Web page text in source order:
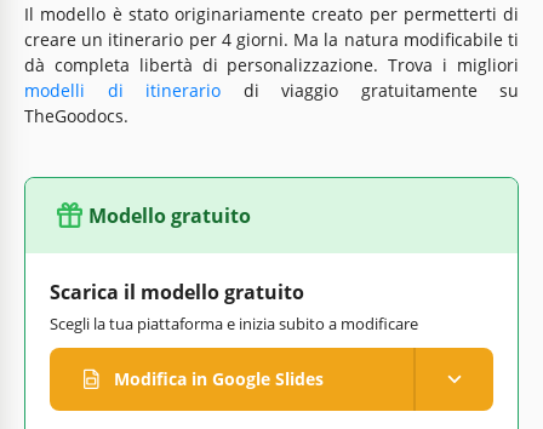
Il modello è stato originariamente creato per permetterti di
creare un itinerario per 4 giorni. Ma la natura modificabile ti
dà completa libertà di personalizzazione. Trova i migliori
modelli di itinerario di viaggio gratuitamente su
TheGoodocs.
Modello gratuito
Scarica il modello gratuito
Scegli la tua piattaforma e inizia subito a modificare
Modifica in Google Slides